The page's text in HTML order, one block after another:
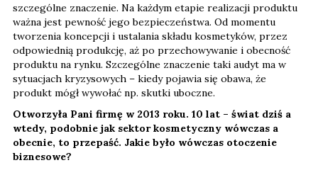
szczególne znaczenie. Na każdym etapie realizacji produktu
ważna jest pewność jego bezpieczeństwa. Od momentu
tworzenia koncepcji i ustalania składu kosmetyków, przez
odpowiednią produkcję, aż po przechowywanie i obecność
produktu na rynku. Szczególne znaczenie taki audyt ma w
sytuacjach kryzysowych – kiedy pojawia się obawa, że
produkt mógł wywołać np. skutki uboczne.
Otworzyła Pani firmę w 2013 roku. 10 lat – świat dziś a
wtedy, podobnie jak sektor kosmetyczny wówczas a
obecnie, to przepaść. Jakie było wówczas otoczenie
biznesowe?